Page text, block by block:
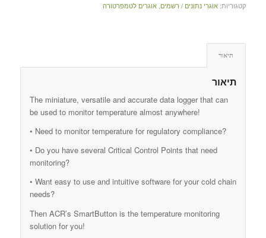
קטגוריות: אוגרי נתונים / רשמים, אוגרים לטמפרטורה
תיאור
תיאור
The miniature, versatile and accurate data logger that can
be used to monitor temperature almost anywhere!
• Need to monitor temperature for regulatory compliance?
• Do you have several Critical Control Points that need
monitoring?
• Want easy to use and intuitive software for your cold chain
needs?
Then ACR’s SmartButton is the temperature monitoring
solution for you!